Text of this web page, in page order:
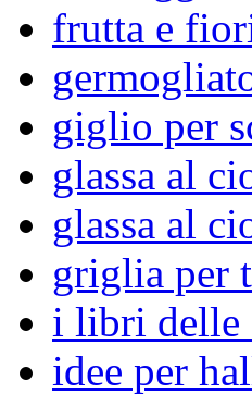
frutta e
giglio per
glassa al
glassa al
griglia per
i libri delle
idee per